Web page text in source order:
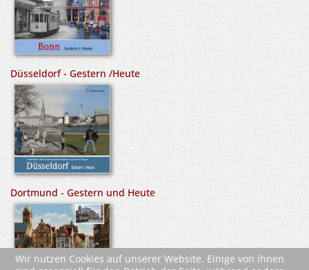
Düsseldorf - Gestern /Heute
Dortmund - Gestern und Heute
Wir nutzen Cookies auf unserer Website. Einige von ihnen